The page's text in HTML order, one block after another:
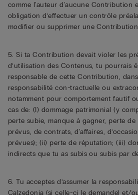
comme l'auteur d'aucune Contribution
obligation d’effectuer un contrôle
modifier ou supprimer une
5. Si ta Contribution devait violer les
d’utilisation des Contenus, tu pourrais
responsable de cette Contribution,
responsabilité con-tractuelle ou
notamment pour comportement fautif
cas de: (I) dommage patrimonial (y
perte subie, manque à gagner, perte
prévus, de contrats, d'affaires,
prévues); (ii) perte de réputation; (iii)
indirects que tu as subis ou subis par
6. Tu acceptes d’assumer la
Calzedonia (si celle-ci le demande) et/